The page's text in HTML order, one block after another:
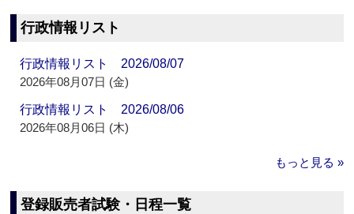
行政情報リスト
行政情報リスト 2026/08/07
2026年08月07日 (金)
行政情報リスト 2026/08/06
2026年08月06日 (木)
もっと見る »
登録販売者試験・日程一覧